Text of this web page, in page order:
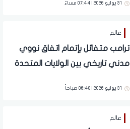
31 يوليو 2026 | 07:44 مساءً
عالم
ترامب متفائل بإتمام اتفاق نووي
مدني تاريخي بين الولايات المتحدة
31 يوليو 2026 | 06:40 صباحاً
عالم